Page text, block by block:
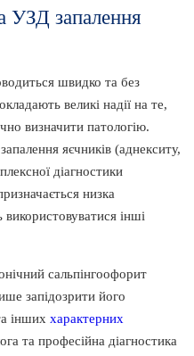
УЗД запалення
швидко та без
великі надії на те,
визначити патологію.
яєчників (аднекситу,
діагностики
низка
інші
сальпінгоофорит
запідозрити його
інших характерних
та професійна діагностика